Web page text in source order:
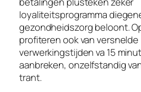
loyaliteitsprogramma
gezondheidszorg beloont.
profiteren ook van versnelde
verwerkingstijden va 15
aanbreken, onzelfstandig
trant.